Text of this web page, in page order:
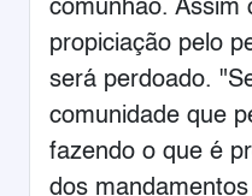
comunhão. Assim
propiciação pelo
será perdoado.
comunidade que
fazendo o que é
dos